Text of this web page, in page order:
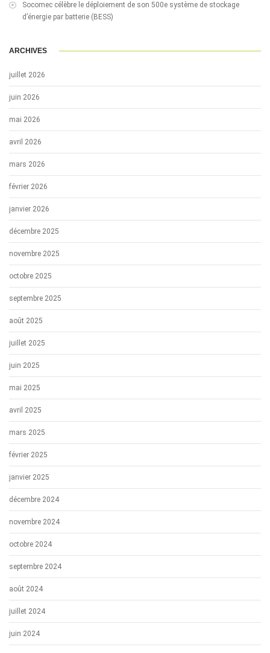
Socomec célèbre le déploiement de son 500e système de stockage
d’énergie par batterie (BESS)
ARCHIVES
juillet 2026
juin 2026
mai 2026
avril 2026
mars 2026
février 2026
janvier 2026
décembre 2025
novembre 2025
octobre 2025
septembre 2025
août 2025
juillet 2025
juin 2025
mai 2025
avril 2025
mars 2025
février 2025
janvier 2025
décembre 2024
novembre 2024
octobre 2024
septembre 2024
août 2024
juillet 2024
juin 2024